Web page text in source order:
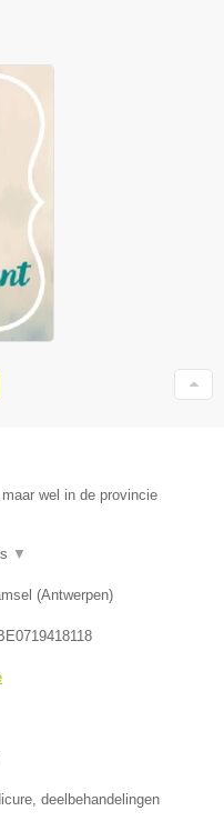
wel in de provincie
▼
(Antwerpen)
deelbehandelingen